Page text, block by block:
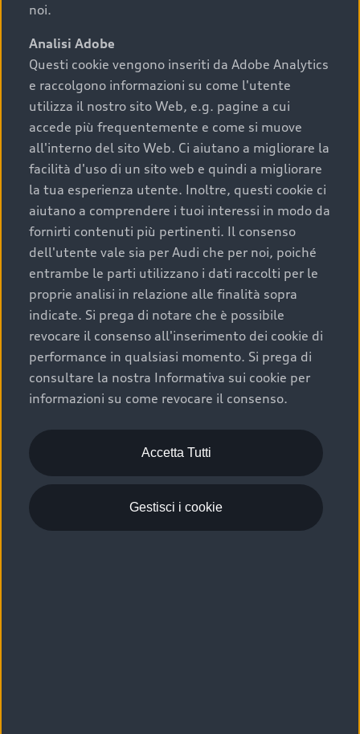
acquistare un’auto usata, oltre al prezzo e all'aspetto,
chilometraggio: un valore contenuto corrisponde a
uno stato migliore del veicolo e a una maggiore
durata nel tempo;
cronologia dei tagliandi: una documentazione
completa della vettura certifica una manutenzione
costante e accurata;
condizioni della carrozzeria e degli interni: una
buona conservazione evidenzia cura e attenzione del
precedente proprietario;
efficienza meccanica: motore, trasmissione e
componenti principali in ottimo stato garantiscono
prestazioni affidabili e sicure.
Acquistare un’auto usata in una Concessionaria ufficiale
Audi che offre l’usato garantito tramite Audi Prima
Scelta :plus, significa affidarsi ad un prodotto che viene
sottoposto a 110 controlli approfonditi e coperto da
garanzia fino a 4 anni per una maggiore tutela del tuo
acquisto.
noi.
Analisi Adobe
Questi cookie vengono inseriti da Adobe Analytics
e raccolgono informazioni su come l'utente
utilizza il nostro sito Web, e.g. pagine a cui
accede più frequentemente e come si muove
all'interno del sito Web. Ci aiutano a migliorare la
facilità d'uso di un sito web e quindi a migliorare
la tua esperienza utente. Inoltre, questi cookie ci
aiutano a comprendere i tuoi interessi in modo da
fornirti contenuti più pertinenti. Il consenso
dell'utente vale sia per Audi che per noi, poiché
entrambe le parti utilizzano i dati raccolti per le
proprie analisi in relazione alle finalità sopra
indicate. Si prega di notare che è possibile
revocare il consenso all'inserimento dei cookie di
performance in qualsiasi momento. Si prega di
consultare la nostra Informativa sui cookie per
informazioni su come revocare il consenso.
Accetta Tutti
Gestisci i cookie